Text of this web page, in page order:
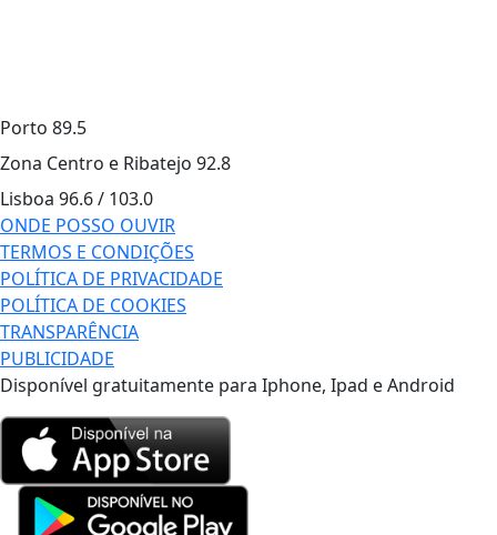
Porto 89.5
Zona Centro e Ribatejo 92.8
Lisboa 96.6 / 103.0
ONDE POSSO OUVIR
TERMOS E CONDIÇÕES
POLÍTICA DE PRIVACIDADE
POLÍTICA DE COOKIES
TRANSPARÊNCIA
PUBLICIDADE
Disponível gratuitamente para Iphone, Ipad e Android